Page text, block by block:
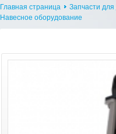
Главная страница
Запчасти
Навесное оборудование